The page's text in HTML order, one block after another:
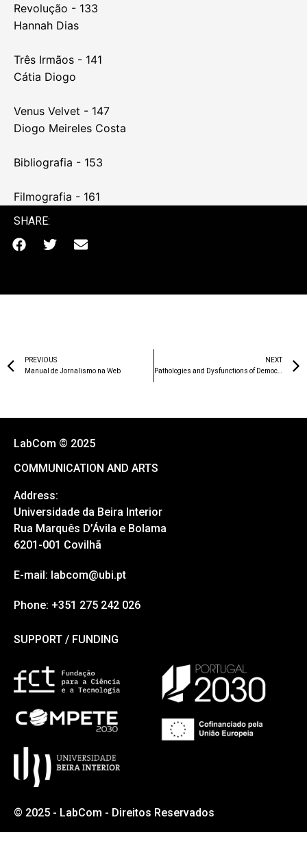
Revolução - 133
Hannah Dias
Três Irmãos - 141
Cátia Diogo
Venus Velvet - 147
Diogo Meireles Costa
Bibliografia - 153
Filmografia - 161
SHARE:
PREVIOUS
Manual de Jornalismo na Web
NEXT
Pathologies and Dysfunctions of Democracy in the Media Context – The Return of the Propaganda Model: Emotions, Populism, and Polarization
LabCom © 2025
COMMUNICATION AND ARTS
Address:
Universidade da Beira Interior
Rua Marquês D’Ávila e Bolama
6201-001 Covilhã
E-mail: labcom@ubi.pt
Phone: +351 275 242 026
SUPPORT / FUNDING
© 2025 - LabCom - Direitos Reservados